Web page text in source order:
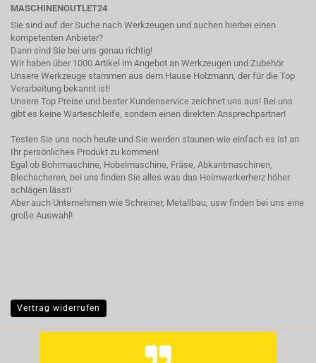
MASCHINENOUTLET24
Sie sind auf der Suche nach Werkzeugen und suchen hierbei einen
kompetenten Anbieter?
Dann sind Sie bei uns genau richtig!
Wir haben über 1000 Artikel im Angebot an Werkzeugen und Zubehör.
Unsere Werkzeuge stammen aus dem Hause Holzmann, der für die Top
Verarbeitung bekannt ist!
Unsere Top Preise und bester Kundenservice zeichnet uns aus! Bei uns
gibt es keine Warteschleife, sondern einen direkten Ansprechpartner!
Testen Sie uns noch heute und Sie werden staunen wie einfach es ist an
Ihr persönliches Produkt zu kommen!
Egal ob Bohrmaschine, Hobelmaschine, Fräse, Abkantmaschinen,
Blechscheren, bei uns finden Sie alles was das Heimwerkerherz höher
schlägen lässt!
Aber auch Unternehmen wie Schreiner, Metallbau, usw finden bei uns eine
große Auswahl!
Vertrag widerrufen